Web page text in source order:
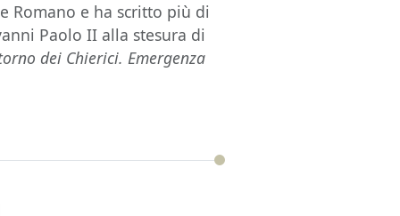
Romano e ha scritto più di
Paolo II alla stesura di
dei Chierici. Emergenza